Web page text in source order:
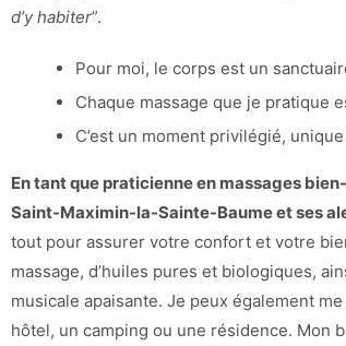
d’y habiter”.
Pour moi, le corps est un
Chaque massage que je pratique
C’est un moment privilégié,
En tant que praticienne en massages
Saint-Maximin-la-Sainte-Baume et ses
tout pour assurer votre confort et votre
massage, d’huiles pures et biologiques,
musicale apaisante. Je peux également
hôtel, un camping ou une résidence. Mon